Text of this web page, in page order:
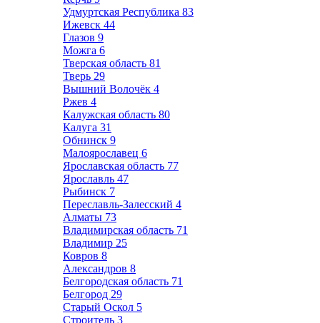
Удмуртская Республика 83
Ижевск 44
Глазов 9
Можга 6
Тверская область 81
Тверь 29
Вышний Волочёк 4
Ржев 4
Калужская область 80
Калуга 31
Обнинск 9
Малоярославец 6
Ярославская область 77
Ярославль 47
Рыбинск 7
Переславль-Залесский 4
Алматы 73
Владимирская область 71
Владимир 25
Ковров 8
Александров 8
Белгородская область 71
Белгород 29
Старый Оскол 5
Строитель 3